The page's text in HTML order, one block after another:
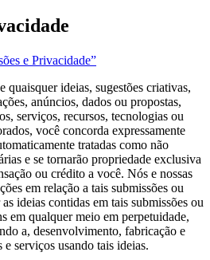
e Privacidade”
quaisquer ideias, sugestões criativas,
anúncios, dados ou propostas,
serviços, recursos, tecnologias ou
você concorda expressamente
tratadas como não
e se tornarão propriedade exclusiva
ou crédito a você. Nós e nossas
em relação a tais submissões ou
ideias contidas em tais submissões ou
em qualquer meio em perpetuidade,
a, desenvolvimento, fabricação e
serviços usando tais ideias.